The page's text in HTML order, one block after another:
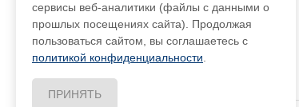
E-mail: info@DrozdPcp.ru
сервисы веб-аналитики (файлы с данными о
прошлых посещениях сайта). Продолжая
пользоваться сайтом, вы соглашаетесь с
политикой конфиденциальности
ПРИНЯТЬ